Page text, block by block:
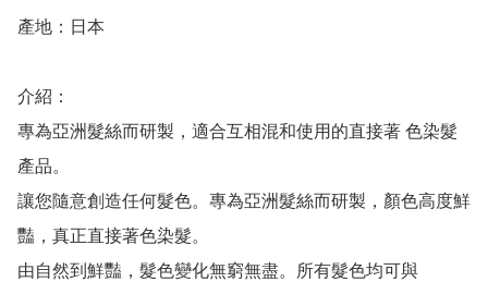
產地：日本
介紹：
專為亞洲髮絲⽽研製，適合互相混和使⽤的直接著 ⾊染髮
產品。
讓您隨意創造任何髮色。專為亞洲髮絲而研製，顏色高度鮮
豔，真正直接著色染髮。
由自然到鮮豔，髮色變化無窮無盡。所有髮色均可與